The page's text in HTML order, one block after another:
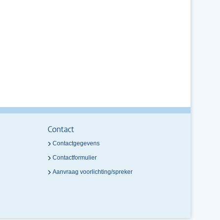
Contact
Contactgegevens
Contactformulier
Aanvraag voorlichting/spreker